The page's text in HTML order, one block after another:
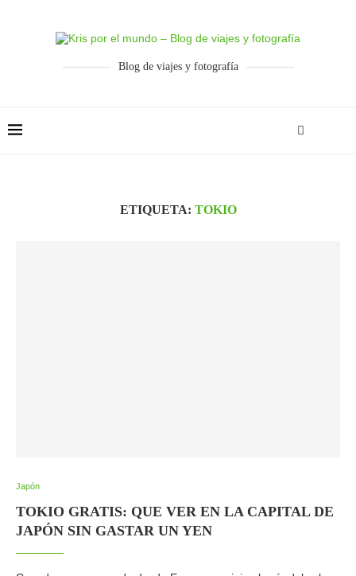
Blog de viajes y fotografía
ETIQUETA: TOKIO
Japón
TOKIO GRATIS: QUE VER EN LA CAPITAL DE
JAPÓN SIN GASTAR UN YEN